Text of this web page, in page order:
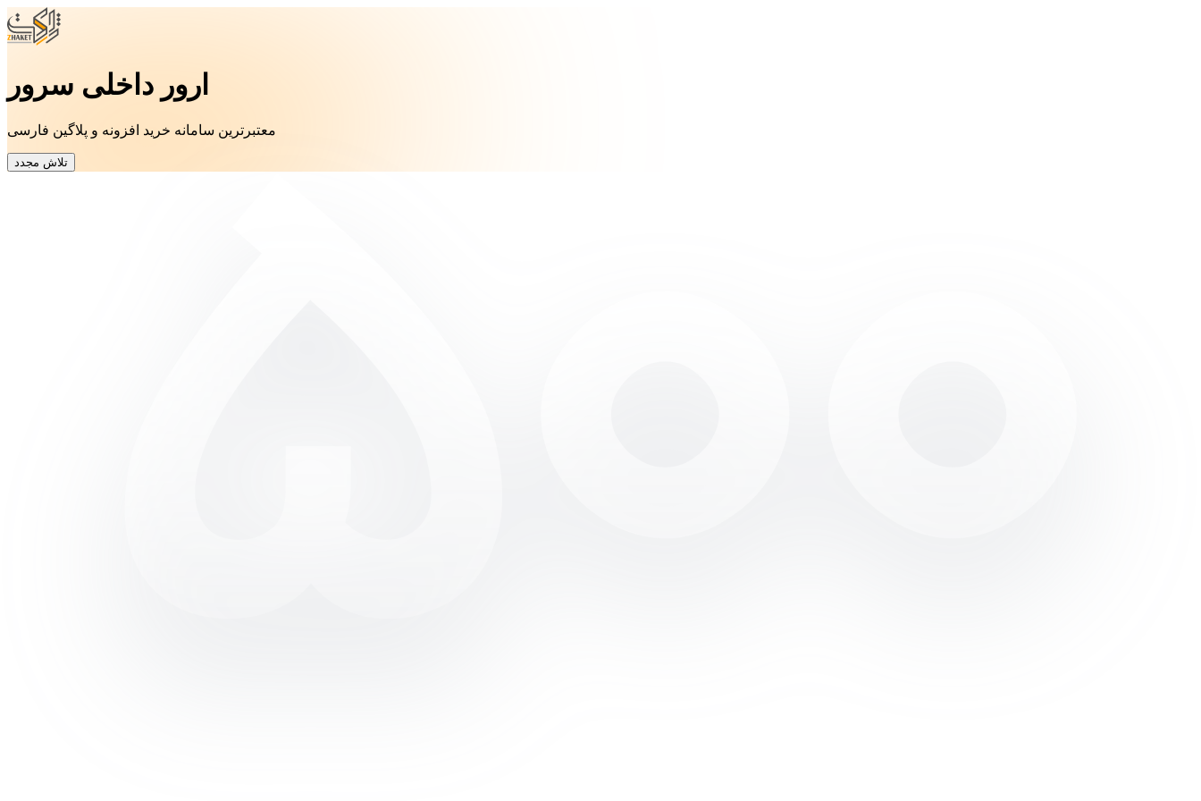
ارور داخلی سرور
معتبرترین سامانه خرید افزونه و پلاگین فارسی
تلاش مجدد